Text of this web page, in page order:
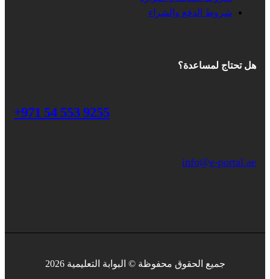
شروط الدفع والشراء
هل تحتاج لمساعدة؟
+971 54 553 9255
info@e-portal.ae
جميع الحقوق محفوظة © البوابة التعليمية 2026